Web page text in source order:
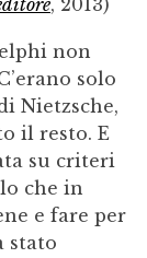
non
solo
Nietzsche,
il resto. E
su criteri
che in
e fare per
stato